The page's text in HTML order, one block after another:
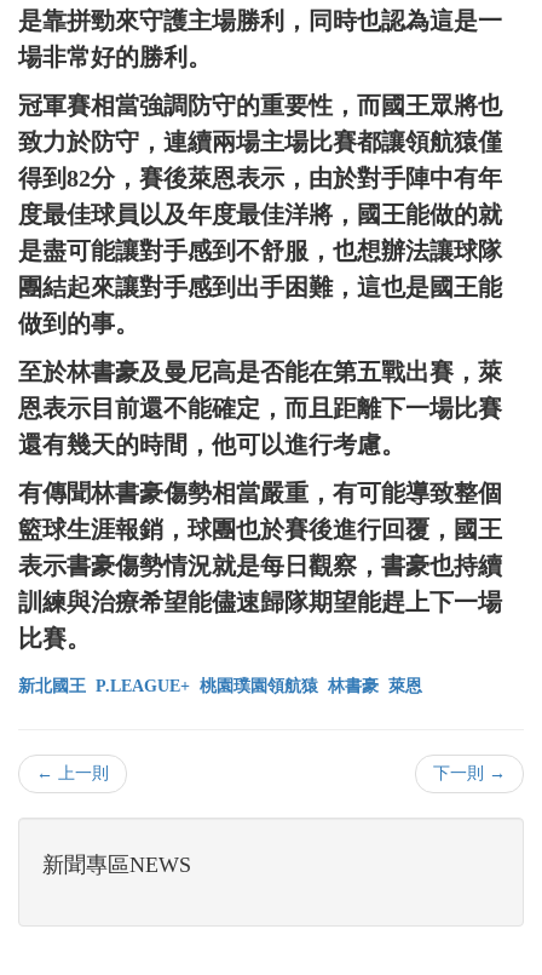
是靠拼勁來守護主場勝利，同時也認為這是一
場非常好的勝利。
冠軍賽相當強調防守的重要性，而國王眾將也
致力於防守，連續兩場主場比賽都讓領航猿僅
得到82分，賽後萊恩表示，由於對手陣中有年
度最佳球員以及年度最佳洋將，國王能做的就
是盡可能讓對手感到不舒服，也想辦法讓球隊
團結起來讓對手感到出手困難，這也是國王能
做到的事。
至於林書豪及曼尼高是否能在第五戰出賽，萊
恩表示目前還不能確定，而且距離下一場比賽
還有幾天的時間，他可以進行考慮。
有傳聞林書豪傷勢相當嚴重，有可能導致整個
籃球生涯報銷，球團也於賽後進行回覆，國王
表示書豪傷勢情況就是每日觀察，書豪也持續
訓練與治療希望能儘速歸隊期望能趕上下一場
比賽。
新北國王 P.LEAGUE+ 桃園璞園領航猿 林書豪 萊恩
← 上一則 下一則 →
新聞專區NEWS